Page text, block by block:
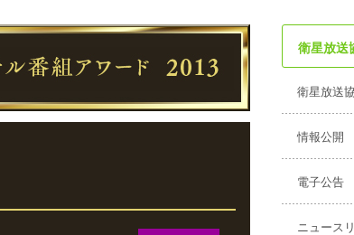
衛星放送
衛星放送
情報公開
電子公告
ニュース